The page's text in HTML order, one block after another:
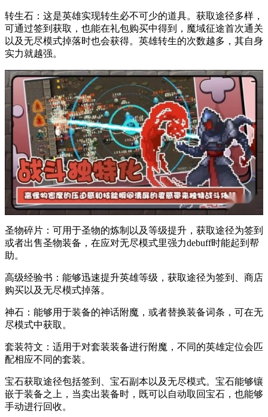
转生石：这是英雄实现转生必不可少的道具。获取途径多样，
可通过签到获取，也能在礼包购买中得到，魔域征途首次通关
以及无尽模式掉落时也会获得。英雄转生的次数越多，其自身
实力就越强。
圣物碎片：可用于圣物的炼制以及等级提升，获取途径为签到
或者出售圣物装备，在应对无尽模式里强力debuff时能起到帮
助。
高级经验书：能够迅速提升英雄等级，获取途径为签到、商店
购买以及无尽模式掉落。
神石：能够用于装备的神话附魔，或者替换装备词条，可在无
尽模式中获取。
套装符文：适用于对套装装备进行附魔，不同的英雄定位会匹
配相应不同的套装。
宝石获取途径包括签到、宝石副本以及无尽模式。宝石能够镶
嵌于装备之上，当卖出装备时，既可以自动取回宝石，也能够
手动进行回收。